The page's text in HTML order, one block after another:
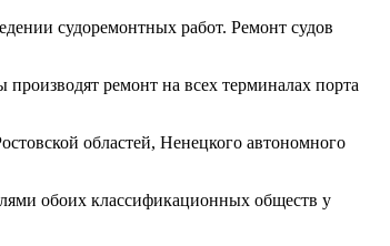
судоремонтных работ. Ремонт судов
ремонт на всех терминалах порта
областей, Ненецкого автономного
обоих классификационных обществ у